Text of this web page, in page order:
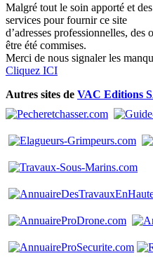
Malgré tout le soin apporté et
services pour fournir ce site
d’adresses professionnelles,
être été commises.
Merci de nous signaler les
Cliquez ICI
Autres sites de VAC Editions